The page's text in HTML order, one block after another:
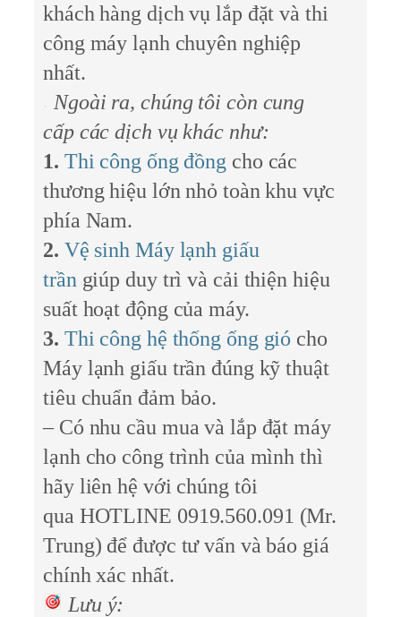
khách hàng dịch vụ lắp đặt và thi
công máy lạnh chuyên nghiệp
nhất.
Ngoài ra, chúng tôi còn cung
cấp các dịch vụ khác như:
1. Thi công ống đồng cho các
thương hiệu lớn nhỏ toàn khu vực
phía Nam.
2. Vệ sinh Máy lạnh giấu
trần giúp duy trì và cải thiện hiệu
suất hoạt động của máy.
3. Thi công hệ thống ống gió cho
Máy lạnh giấu trần đúng kỹ thuật
tiêu chuẩn đảm bảo.
– Có nhu cầu mua và lắp đặt máy
lạnh cho công trình của mình thì
hãy liên hệ với chúng tôi
qua HOTLINE 0919.560.091 (Mr.
Trung) để được tư vấn và báo giá
chính xác nhất.
Lưu ý: